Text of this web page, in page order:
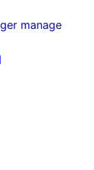
manage